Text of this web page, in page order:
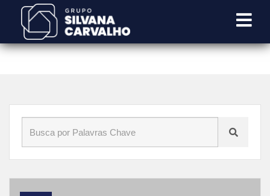
Início»Blog»condomínios em Indaiatuba